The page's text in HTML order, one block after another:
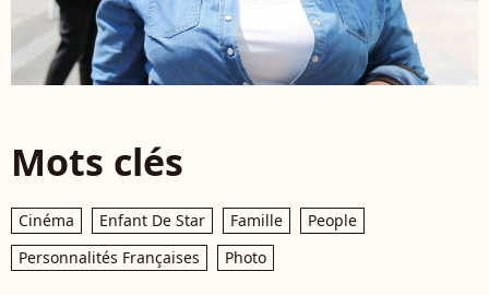
Mots clés
Cinéma Enfant De Star Famille
People
Personnalités Françaises
Photo